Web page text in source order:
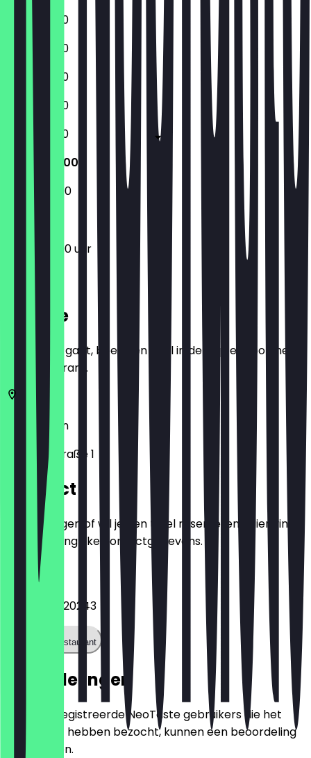
11:00 - 22:00
11:00 - 22:00
11:00 - 22:00
11:00 - 22:00
11:00 - 22:00
12:00 - 22:00
12:00 - 22:00
12:00 - 22:00 uur
Locatie
Voordat je gaat, boek een deal in de app en toon het in
het restaurant.
Berlijn
Berliner Straße 1
Contact
Heb je vragen of wil je een tafel reserveren? Hier vind
je alle belangrijke contactgegevens.
Telefoon
+4915562920243
Bel het restaurant
Beoordelingen
Alleen geregistreerde NeoTaste gebruikers die het
restaurant hebben bezocht, kunnen een beoordeling
achterlaten.